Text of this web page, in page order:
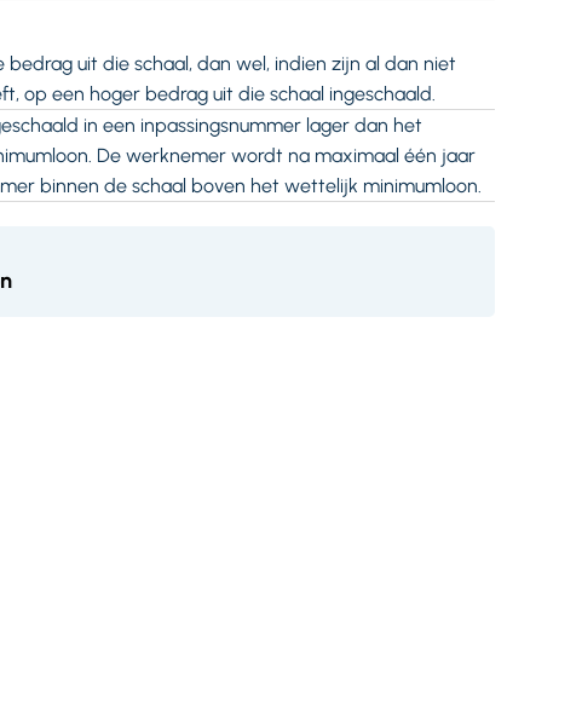
uit die schaal, dan wel, indien zijn al dan niet
op een hoger bedrag uit die schaal ingeschaald.
in een inpassingsnummer lager dan het
De werknemer wordt na maximaal één jaar
binnen de schaal boven het wettelijk minimumloon.